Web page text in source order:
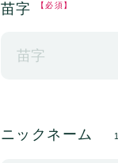
苗字 【必須】
ニックネーム